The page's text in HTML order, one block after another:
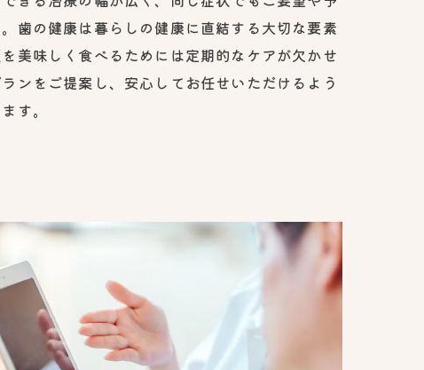
歯の健康は暮らしの健康に直結する大切な要素
美味しく食べるためには定期的なケアが欠かせ
ンをご提案し、安心してお任せいただけるよう
す。